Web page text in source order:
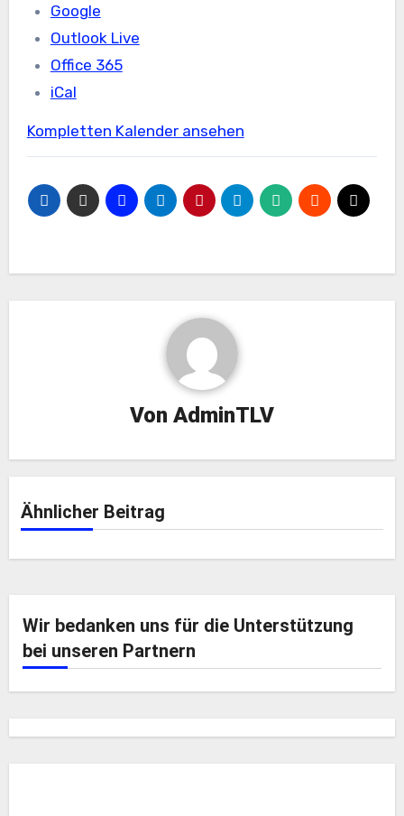
Google
Outlook Live
Office 365
iCal
Kompletten Kalender ansehen
Von AdminTLV
Ähnlicher Beitrag
Wir bedanken uns für die Unterstützung
bei unseren Partnern